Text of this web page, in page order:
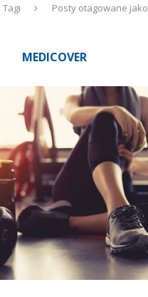
Tagi
Posty otagowane jako
MEDICOVER